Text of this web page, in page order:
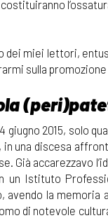
dei miei lettori,
sulla promozione
giugno 2015, solo
in una discesa
Già accarezzavo
un Istituto
la
di notevole